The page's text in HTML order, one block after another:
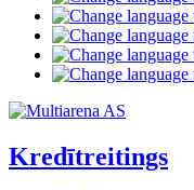
Kredītreitings